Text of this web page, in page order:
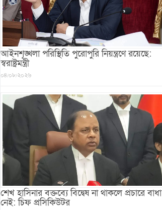
আইনশৃঙ্খলা পরিস্থিতি পুরোপুরি নিয়ন্ত্রণে রয়েছে:
স্বরাষ্ট্রমন্ত্রী
০৪/০৮/২০২৬
শেখ হাসিনার বক্তব্যে বিদ্বেষ না থাকলে প্রচারে বাধা
নেই: চিফ প্রসিকিউটর